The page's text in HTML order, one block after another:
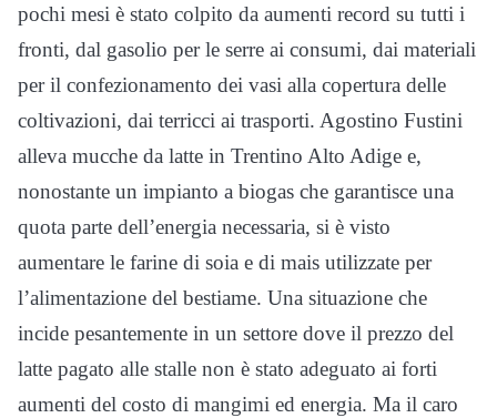
pochi mesi è stato colpito da aumenti record su tutti i
fronti, dal gasolio per le serre ai consumi, dai materiali
per il confezionamento dei vasi alla copertura delle
coltivazioni, dai terricci ai trasporti. Agostino Fustini
alleva mucche da latte in Trentino Alto Adige e,
nonostante un impianto a biogas che garantisce una
quota parte dell’energia necessaria, si è visto
aumentare le farine di soia e di mais utilizzate per
l’alimentazione del bestiame. Una situazione che
incide pesantemente in un settore dove il prezzo del
latte pagato alle stalle non è stato adeguato ai forti
aumenti del costo di mangimi ed energia. Ma il caro